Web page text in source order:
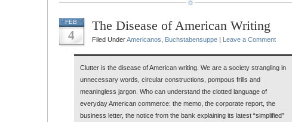
FEB
4
The Disease of American Writing
Filed UnderAmericanos Buchstabensuppe | Leave a Comment
Clutter is the disease of American writing. We are a society strangling in
unnecessary words, circular constructions, pompous frills and
meaningless jargon. Who can understand the clotted language of
everyday American commerce: the memo, the corporate report, the
business letter, the notice from the bank explaining its latest “simplified”